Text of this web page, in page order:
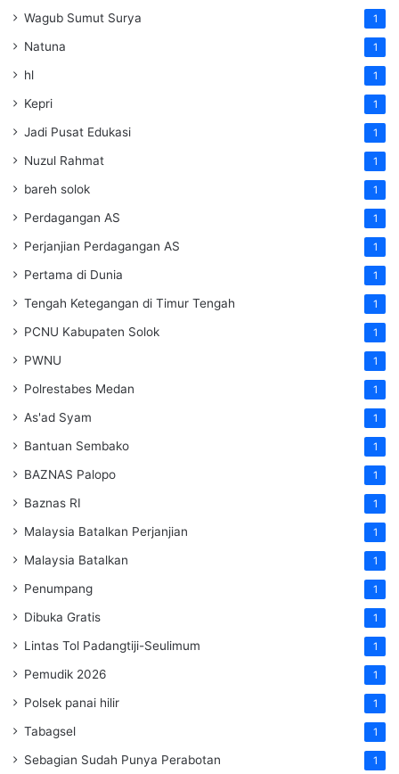
Wagub Sumut Surya 1
Natuna 1
hl 1
Kepri 1
Jadi Pusat Edukasi 1
Nuzul Rahmat 1
bareh solok 1
Perdagangan AS 1
Perjanjian Perdagangan AS 1
Pertama di Dunia 1
Tengah Ketegangan di Timur Tengah 1
PCNU Kabupaten Solok 1
PWNU 1
Polrestabes Medan 1
As'ad Syam 1
Bantuan Sembako 1
BAZNAS Palopo 1
Baznas RI 1
Malaysia Batalkan Perjanjian 1
Malaysia Batalkan 1
Penumpang 1
Dibuka Gratis 1
Lintas Tol Padangtiji-Seulimum 1
Pemudik 2026 1
Polsek panai hilir 1
Tabagsel 1
Sebagian Sudah Punya Perabotan 1